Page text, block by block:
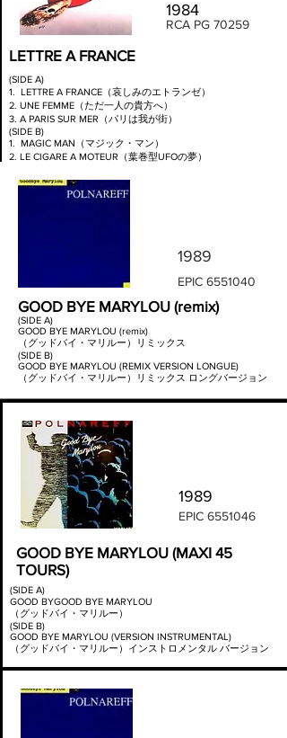
RCA PG 70259
1984
LETTRE A FRANCE
(SIDE A)
1. LETTRE A FRANCE（哀しみのエトランゼ）
2. UNE FEMME（ただ一人の貴方へ）
3. A PARIS SUR MER（パリは我が街）
(SIDE B)
1. MAGIC MAN（マジック・マン）
2. LE CIGARE A MOTEUR（葉巻型UFOの夢）
1989
EPIC 6551040
GOOD BYE MARYLOU (remix)
(SIDE A)
GOOD BYE MARYLOU (remix)
（グッドバイ・マリルー）リミックス
(SIDE B)
GOOD BYE MARYLOU (REMIX VERSION LONGUE)
（グッドバイ・マリルー）リミックス ロングバージョン
1989
EPIC 6551046
GOOD BYE MARYLOU (MAXI 45
TOURS)
(SIDE A)
GOOD BYGOOD BYE MARYLOU
（グッドバイ・マリルー）
(SIDE B)
GOOD BYE MARYLOU (VERSION INSTRUMENTAL)
（グッドバイ・マリルー）インストロメンタル バージョン